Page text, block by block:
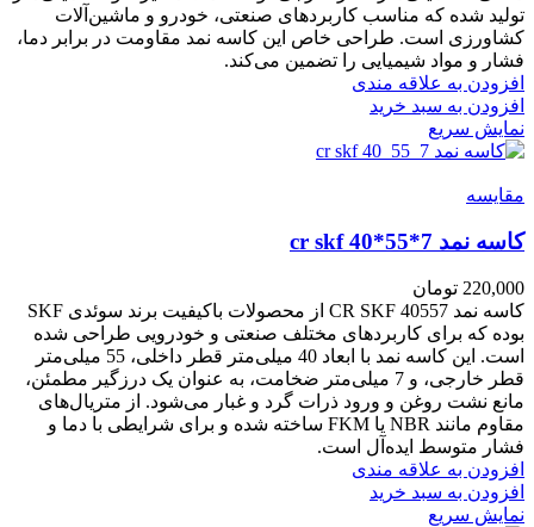
تولید شده که مناسب کاربردهای صنعتی، خودرو و ماشین‌آلات
کشاورزی است. طراحی خاص این کاسه نمد مقاومت در برابر دما،
فشار و مواد شیمیایی را تضمین می‌کند.
افزودن به علاقه مندی
افزودن به سبد خرید
نمایش سریع
مقايسه
کاسه نمد cr skf 40*55*7
220,000 تومان
کاسه نمد CR SKF 40557 از محصولات باکیفیت برند سوئدی SKF
بوده که برای کاربردهای مختلف صنعتی و خودرویی طراحی شده
است. این کاسه نمد با ابعاد 40 میلی‌متر قطر داخلی، 55 میلی‌متر
قطر خارجی، و 7 میلی‌متر ضخامت، به عنوان یک درزگیر مطمئن،
مانع نشت روغن و ورود ذرات گرد و غبار می‌شود. از متریال‌های
مقاوم مانند NBR یا FKM ساخته شده و برای شرایطی با دما و
فشار متوسط ایده‌آل است.
افزودن به علاقه مندی
افزودن به سبد خرید
نمایش سریع